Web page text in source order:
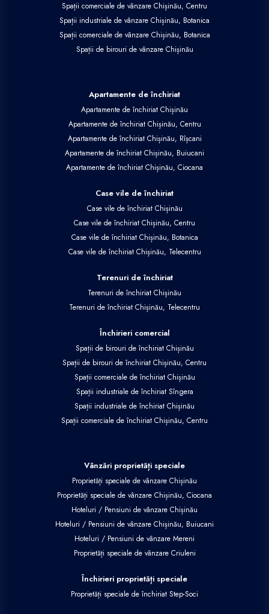
Spații comerciale de vânzare Chișinău, Centru
Spații industriale de vânzare Chișinău, Botanica
Spații comerciale de vânzare Chișinău, Botanica
Spații de birouri de vânzare Chișinău
Apartamente de închiriat
Apartamente de închiriat Chișinău
Apartamente de închiriat Chișinău, Centru
Apartamente de închiriat Chișinău, Rîșcani
Apartamente de închiriat Chișinău, Buiucani
Apartamente de închiriat Chișinău, Ciocana
Case vile de închiriat
Case vile de închiriat Chișinău
Case vile de închiriat Chișinău, Centru
Case vile de închiriat Chișinău, Botanica
Case vile de închiriat Chișinău, Telecentru
Terenuri de închiriat
Terenuri de închiriat Chișinău
Terenuri de închiriat Chișinău, Telecentru
Închirieri comercial
Spații de birouri de închiriat Chișinău
Spații de birouri de închiriat Chișinău, Centru
Spații comerciale de închiriat Chișinău
Spații industriale de închiriat Sîngera
Spații industriale de închiriat Chișinău
Spații comerciale de închiriat Chișinău, Centru
Vânzări proprietăți speciale
Proprietăți speciale de vânzare Chișinău
Proprietăți speciale de vânzare Chișinău, Ciocana
Hoteluri / Pensiuni de vânzare Chișinău
Hoteluri / Pensiuni de vânzare Chișinău, Buiucani
Hoteluri / Pensiuni de vânzare Mereni
Proprietăți speciale de vânzare Criuleni
Închirieri proprietăți speciale
Proprietăți speciale de închiriat Step-Soci